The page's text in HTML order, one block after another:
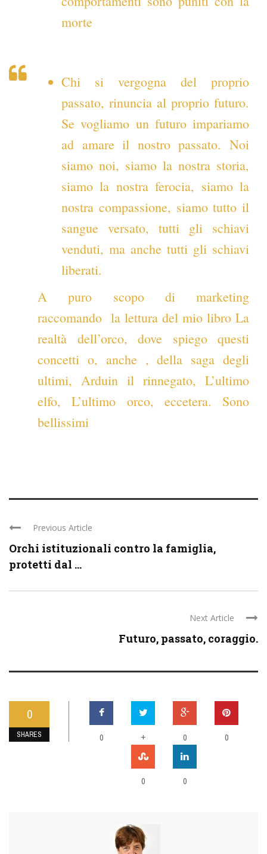
morte
Chi si vergogna del proprio
passato, rinuncia al proprio futuro.
Se vogliamo un futuro impariamo
ad amare il nostro passato. Noi
siamo noi, siamo la nostra storia,
siamo la nostra ferocia, siamo la
nostra compassione, siamo tutto il
sangue versato, tutti gli schiavi
venduti, ma anche tutti gli schiavi
liberati.
A puro scopo di marketing
raccomando la lettura del mio libro La
realtà dell’orco, dove spiego questi
concetti o, anche , della saga degli
ultimi, Arduin il rinnegato, L’ultimo
elfo, L’ultimo orco, eccetera. Sono
bellissimi
Previous Article
Orchi istituzionali contro la famiglia,
protetti dal ...
Next Article
Futuro, passato, coraggio.
0
SHARES 0 + 0 0
0 0